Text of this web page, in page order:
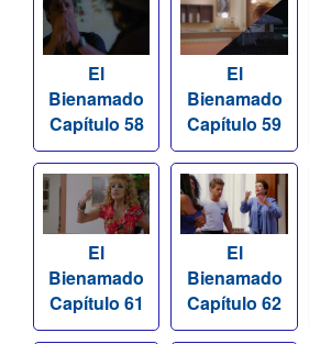
El
Bienamado
Capítulo 58
El
Bienamado
Capítulo 59
El
Bienamado
Capítulo 61
El
Bienamado
Capítulo 62